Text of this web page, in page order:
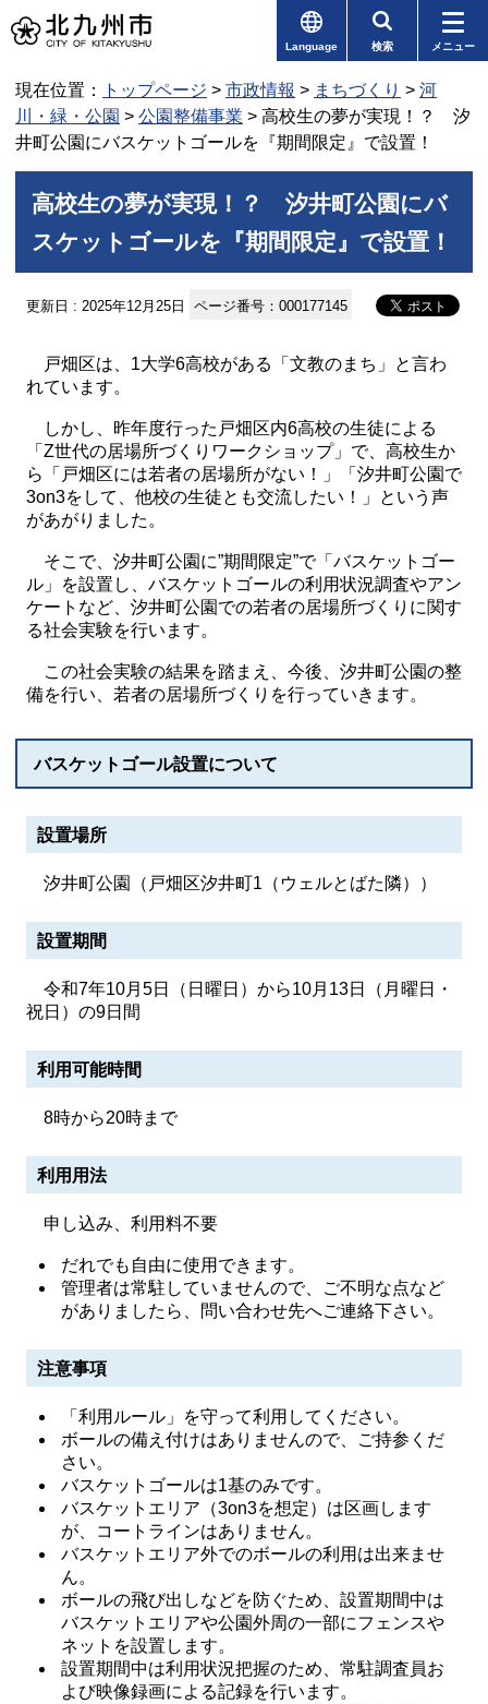
Language 検索 メニュー
現在位置： トップページ > 市政情報 > まちづくり > 河
川・緑・公園 > 公園整備事業 > 高校生の夢が実現！？ 汐
井町公園にバスケットゴールを『期間限定』で設置！
高校生の夢が実現！？ 汐井町公園にバ
スケットゴールを『期間限定』で設置！
更新日 : 2025年12月25日 ページ番号：000177145
戸畑区は、1大学6高校がある「文教のまち」と言わ
れています。
しかし、昨年度行った戸畑区内6高校の生徒による
「Z世代の居場所づくりワークショップ」で、高校生か
ら「戸畑区には若者の居場所がない！」「汐井町公園で
3on3をして、他校の生徒とも交流したい！」という声
があがりました。
そこで、汐井町公園に”期間限定”で「バスケットゴー
ル」を設置し、バスケットゴールの利用状況調査やアン
ケートなど、汐井町公園での若者の居場所づくりに関す
る社会実験を行います。
この社会実験の結果を踏まえ、今後、汐井町公園の整
備を行い、若者の居場所づくりを行っていきます。
バスケットゴール設置について
設置場所
汐井町公園（戸畑区汐井町1（ウェルとばた隣））
設置期間
令和7年10月5日（日曜日）から10月13日（月曜日・
祝日）の9日間
利用可能時間
8時から20時まで
利用用法
申し込み、利用料不要
だれでも自由に使用できます。
管理者は常駐していませんので、ご不明な点など
がありましたら、問い合わせ先へご連絡下さい。
注意事項
「利用ルール」を守って利用してください。
ボールの備え付けはありませんので、ご持参くだ
さい。
バスケットゴールは1基のみです。
バスケットエリア（3on3を想定）は区画します
が、コートラインはありません。
バスケットエリア外でのボールの利用は出来ませ
ん。
ボールの飛び出しなどを防ぐため、設置期間中は
バスケットエリアや公園外周の一部にフェンスや
ネットを設置します。
設置期間中は利用状況把握のため、常駐調査員お
よび映像録画による記録を行います。